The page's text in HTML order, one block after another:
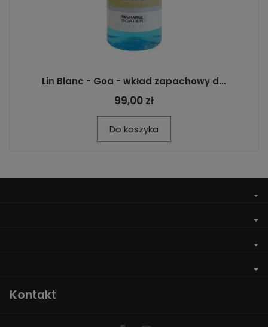
Lin Blanc - Goa - wkład zapachowy d...
99,00 zł
Do koszyka
Kontakt